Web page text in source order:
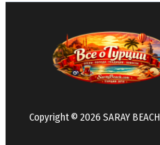
Copyright © 2026 SARAY BEACH